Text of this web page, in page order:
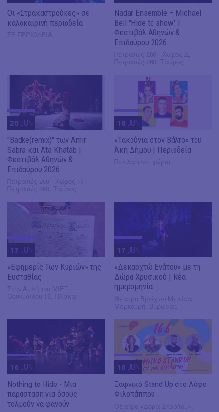
Οι «Στρακαστρούκες» σε
καλοκαιρινή περιοδεία
Nadar Ensemble – Michael
Beil "Hide to show" |
Φεστιβάλ Αθηνών &
Επιδαύρου 2026
20 JUN
"Badke(remix)" των Amir
Sabra και Ata Khatab |
Φεστιβάλ Αθηνών &
Επιδαύρου 2026
18 JUN
«Τακούνια στον Βάλτο» του
Άκη Δήμου | Περιοδεία
17 JUN
«Εφημερίς Των Κυριών» της
Ευσταθίας
17 JUN
«Δεκαοχτώ Ενάτου» με τη
Δώρα Χρυσικού | Νέα
ημερομηνία
16 JUN
Nothing to Hide - Μια
παράσταση για όσους
τολμούν να φανούν
16 JUN
Ξαφνικό Stand Up στο Λόφο
Φιλοπάππου